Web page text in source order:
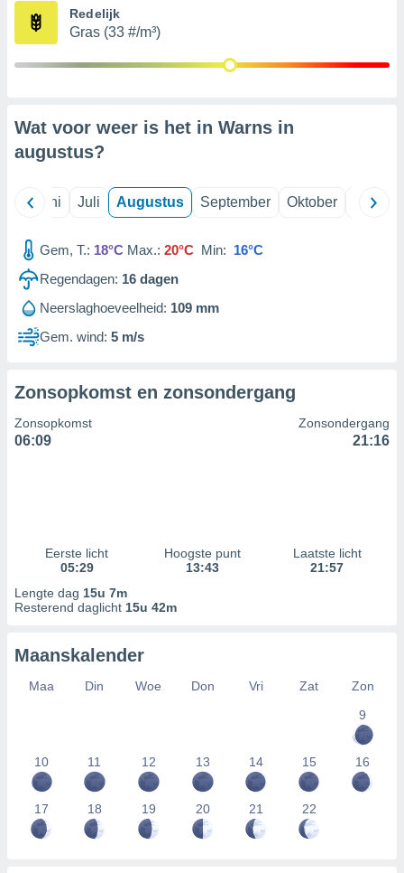
partners
Redelijk
Gras (33 #/m³)
Wat voor weer is het in Warns in
augustus?
Juni Juli Augustus September Oktober
Gem, T.: 18°C Max.: 20°C Min: 16°C
Regendagen: 16 dagen
Neerslaghoeveelheid: 109 mm
Gem. wind: 5 m/s
Zonsopkomst en zonsondergang
Zonsopkomst
06:09
Zonsondergang
21:16
Eerste licht
05:29
Hoogste punt
13:43
Laatste licht
21:57
Lengte dag 15u 7m
Resterend daglicht 15u 42m
Maanskalender
Maa Din Woe Don Vri Zat
Zon
9
10 11 12 13 14 15 16
17 18 19 20 21 22